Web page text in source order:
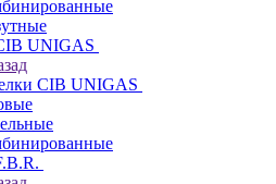
UNIGAS
CIB UNIGAS